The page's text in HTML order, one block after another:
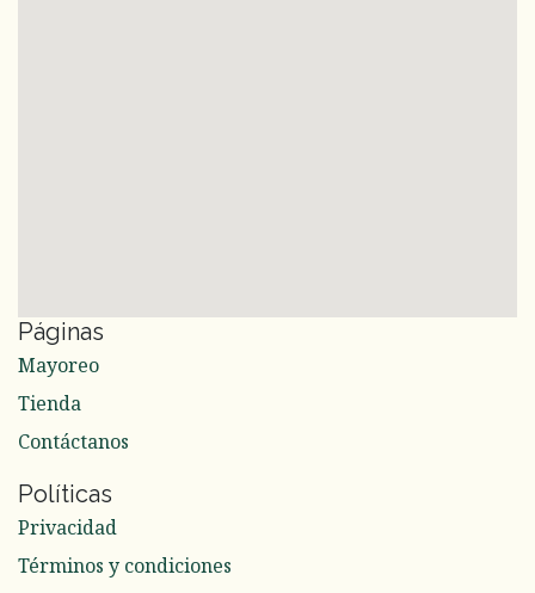
Páginas
Mayoreo
Tienda
Contáctanos
Políticas
Privacidad
Términos y condiciones